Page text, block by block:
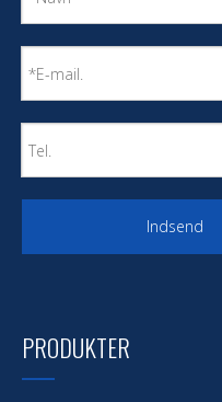
Indsend
PRODUKTER